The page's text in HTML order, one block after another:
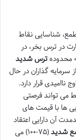
شناسایی نقاط
در ترس بخر، در
محدودهترس شدید
سرمایه گذاران در حال
ناامیدی قرار دارد.
می تواند فرصتی
ها با قیمت های
آن دارایی اعتقاد
شدید
(۷۵-۱۰۰) می